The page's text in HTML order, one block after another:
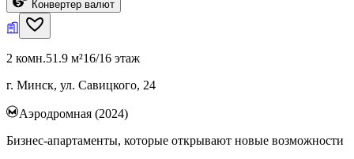
Конвертер валют
2 комн.51.9 м²16/16 этаж
г. Минск, ул. Савицкого, 24
Аэродромная (2024)
Бизнес-апартаменты, которые открывают новые возможности